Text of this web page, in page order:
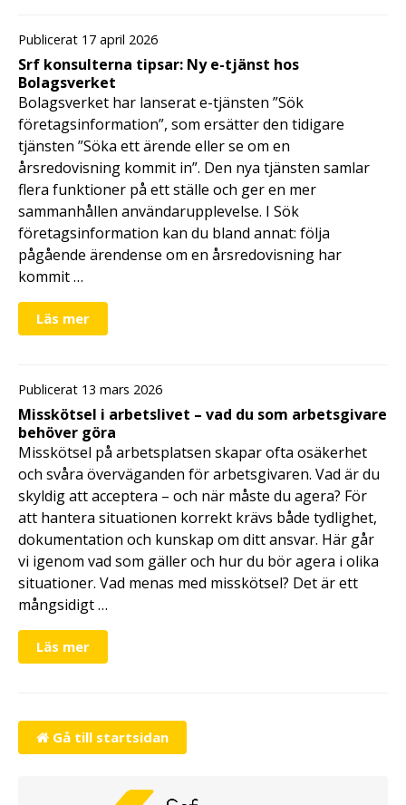
Publicerat 17 april 2026
Srf konsulterna tipsar: Ny e-tjänst hos
Bolagsverket
Bolagsverket har lanserat e-tjänsten ”Sök
företagsinformation”, som ersätter den tidigare
tjänsten ”Söka ett ärende eller se om en
årsredovisning kommit in”. Den nya tjänsten samlar
flera funktioner på ett ställe och ger en mer
sammanhållen användarupplevelse. I Sök
företagsinformation kan du bland annat: följa
pågående ärendense om en årsredovisning har
kommit …
Läs mer
Publicerat 13 mars 2026
Misskötsel i arbetslivet – vad du som arbetsgivare
behöver göra
Misskötsel på arbetsplatsen skapar ofta osäkerhet
och svåra överväganden för arbetsgivaren. Vad är du
skyldig att acceptera – och när måste du agera? För
att hantera situationen korrekt krävs både tydlighet,
dokumentation och kunskap om ditt ansvar. Här går
vi igenom vad som gäller och hur du bör agera i olika
situationer. Vad menas med misskötsel? Det är ett
mångsidigt …
Läs mer
Gå till startsidan